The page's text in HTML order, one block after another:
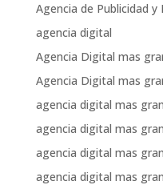
Agencia de Publicidad
agencia digital
Agencia Digital mas
Agencia Digital mas
agencia digital mas
agencia digital mas
agencia digital mas
agencia digital mas